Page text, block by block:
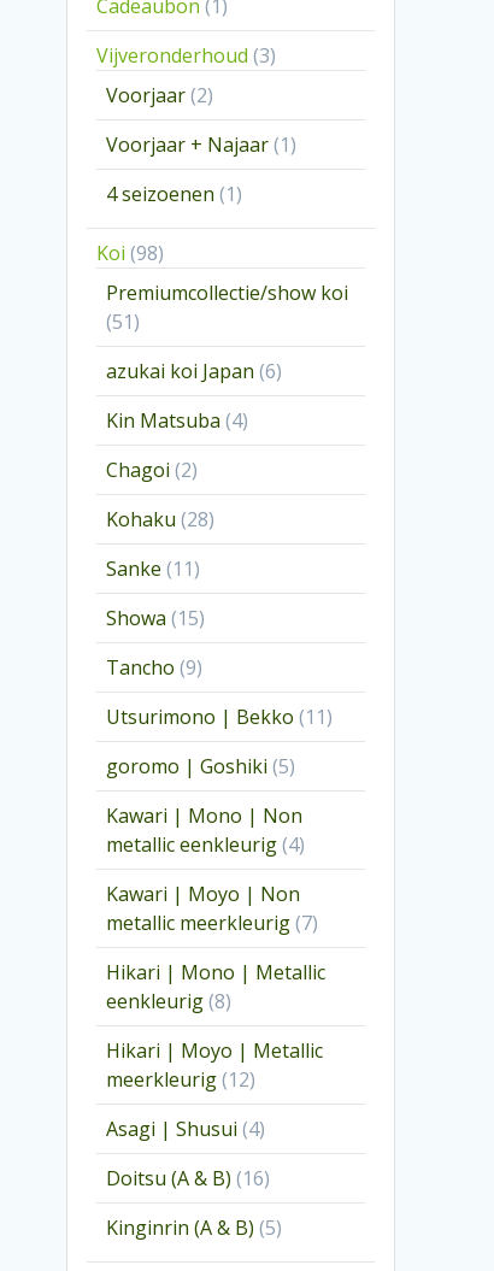
Cadeaubon 1
product
Vijveronderhoud 33
Voorjaar 22
producten
Voorjaar + Najaar 11
product
4 seizoenen 11
product
Koi 9898
producten
Premiumcollectie/show koi
5151
producten
azukai koi Japan 66
producten
Kin Matsuba 44
producten
Chagoi 22
producten
Kohaku 2828
producten
Sanke 1111
producten
Showa 1515
producten
Tancho 99
producten
Utsurimono | Bekko 1111
producten
goromo | Goshiki 55
producten
Kawari | Mono | Non
metallic eenkleurig 44
producten
Kawari | Moyo | Non
metallic meerkleurig 77
producten
Hikari | Mono | Metallic
eenkleurig 88
producten
Hikari | Moyo | Metallic
meerkleurig 1212
producten
Asagi | Shusui 44
producten
Doitsu (A & B) 1616
producten
Kinginrin (A & B) 55
producten